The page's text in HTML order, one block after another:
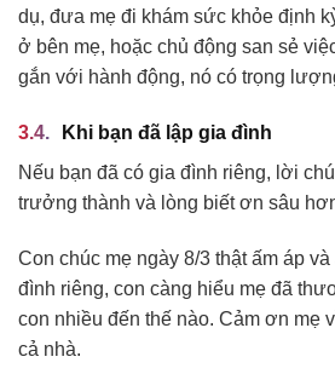
dụ, đưa mẹ đi khám sức khỏe định
ở bên mẹ, hoặc chủ động san sẻ
gắn với hành động, nó có trọng
Khi bạn đã lập gia đình
Nếu bạn đã có gia đình riêng, lời
trưởng thành và lòng biết ơn sâu
Con chúc mẹ ngày 8/3 thật ấm áp
đình riêng, con càng hiểu mẹ đã
con nhiều đến thế nào. Cảm ơn mẹ
cả nhà.